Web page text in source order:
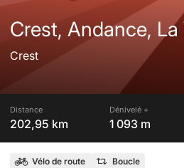
Crest, Andance,
Crest
Distance
202,95 km
Dénivelé +
1 093 m
Vélo de route Boucle